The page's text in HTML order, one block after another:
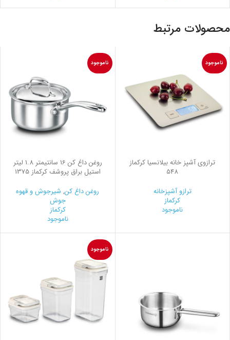
محصولات مرتبط
ناموجود
ترازوی آشپز خانه بیلانسیا کرکماز
548
ترازو آشپزخانه
کرکماز
ناموجود
ناموجود
روغن داغ كن 16 سانتیمتر 1.8 لیتر
استیل براق پروشف کرکماز 1375
روغن داغ کن, شیرجوش و قهوه
جوش
کرکماز
ناموجود
ناموجود